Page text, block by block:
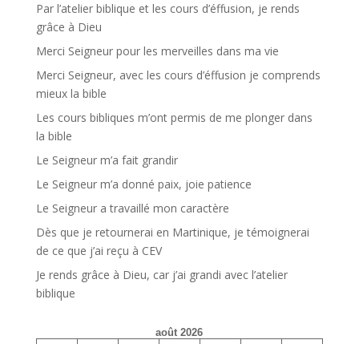
Par l’atelier biblique et les cours d’éffusion, je rends
grâce à Dieu
Merci Seigneur pour les merveilles dans ma vie
Merci Seigneur, avec les cours d’éffusion je comprends
mieux la bible
Les cours bibliques m’ont permis de me plonger dans
la bible
Le Seigneur m’a fait grandir
Le Seigneur m’a donné paix, joie patience
Le Seigneur a travaillé mon caractère
Dès que je retournerai en Martinique, je témoignerai
de ce que j’ai reçu à CEV
Je rends grâce à Dieu, car j’ai grandi avec l’atelier
biblique
août 2026